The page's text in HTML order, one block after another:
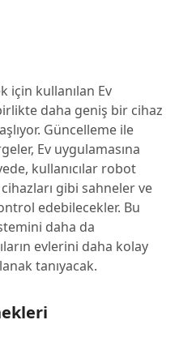
için kullanılan Ev
daha geniş bir cihaz
Güncelleme ile
Ev uygulamasına
kullanıcılar robot
gibi sahneler ve
edebilecekler. Bu
daha da
evlerini daha kolay
tanıyacak.